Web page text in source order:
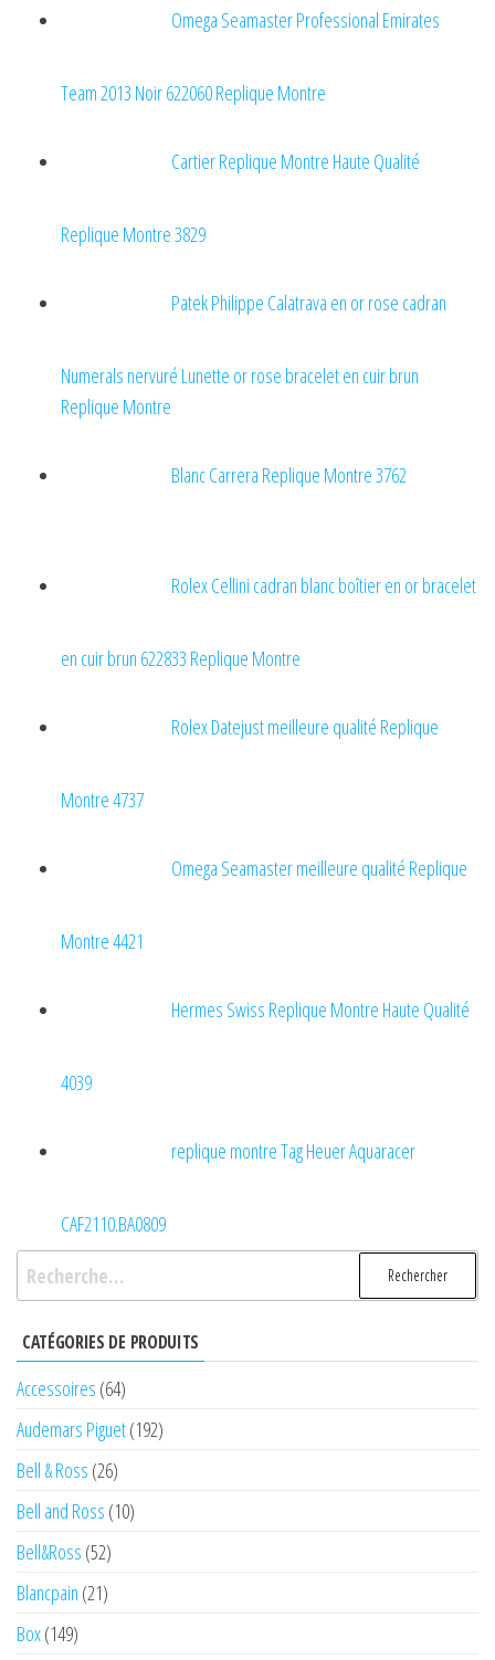
Omega Seamaster Professional Emirates
Team 2013 Noir 622060 Replique Montre
Cartier Replique Montre Haute Qualité
Replique Montre 3829
Patek Philippe Calatrava en or rose cadran
Numerals nervuré Lunette or rose bracelet en cuir brun
Replique Montre
Blanc Carrera Replique Montre 3762
Rolex Cellini cadran blanc boîtier en or bracelet
en cuir brun 622833 Replique Montre
Rolex Datejust meilleure qualité Replique
Montre 4737
Omega Seamaster meilleure qualité Replique
Montre 4421
Hermes Swiss Replique Montre Haute Qualité
4039
replique montre Tag Heuer Aquaracer
CAF2110.BA0809
Rechercher :
CATÉGORIES DE PRODUITS
Accessoires (64)
Audemars Piguet(192)
Bell & Ross (26)
Bell and Ross (10)
Bell&Ross (52)
Blancpain (21)
Box(149)